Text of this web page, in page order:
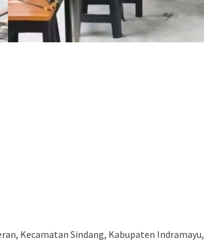
Kecamatan Sindang, Kabupaten Indramayu,